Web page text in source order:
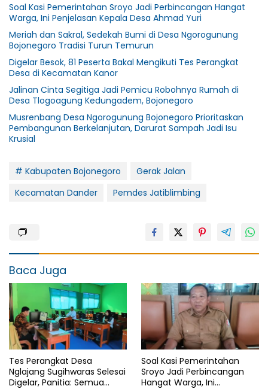
Soal Kasi Pemerintahan Sroyo Jadi Perbincangan Hangat
Warga, Ini Penjelasan Kepala Desa Ahmad Yuri
Meriah dan Sakral, Sedekah Bumi di Desa Ngorogunung
Bojonegoro Tradisi Turun Temurun
Digelar Besok, 81 Peserta Bakal Mengikuti Tes Perangkat
Desa di Kecamatan Kanor
Jalinan Cinta Segitiga Jadi Pemicu Robohnya Rumah di
Desa Tlogoagung Kedungadem, Bojonegoro
Musrenbang Desa Ngorogunung Bojonegoro Prioritaskan
Pembangunan Berkelanjutan, Darurat Sampah Jadi Isu
Krusial
# Kabupaten Bojonegoro
Gerak Jalan
Kecamatan Dander
Pemdes Jatiblimbing
Baca Juga
Tes Perangkat Desa
Nglajang Sugihwaras Selesai
Digelar, Panitia: Semua
Soal Kasi Pemerintahan
Sroyo Jadi Perbincangan
Hangat Warga, Ini